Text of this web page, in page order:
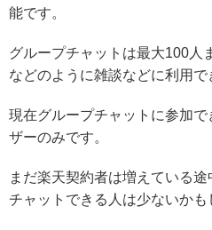
能です。
グループチャットは最大100人
などのように雑談などに利用で
現在グループチャットに参加
ザーのみです。
まだ楽天契約者は増えている
チャットできる人は少ないかも